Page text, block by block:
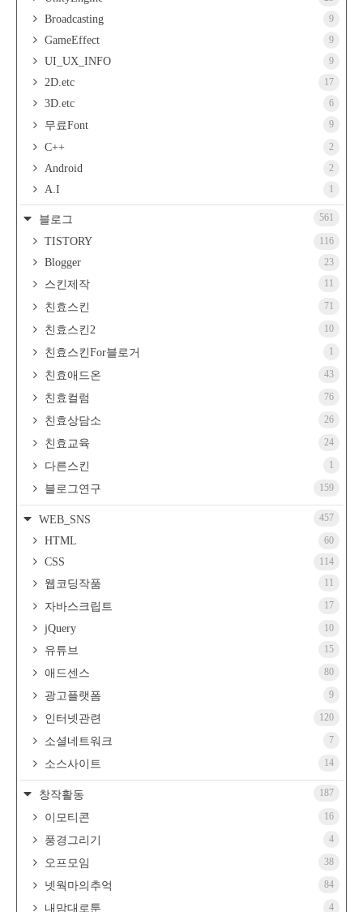
Broadcasting 9
GameEffect 9
UI_UX_INFO 9
2D.etc 17
3D.etc 6
무료Font 9
C++ 2
Android 2
A.I 1
블로그 561
TISTORY 116
Blogger 23
스킨제작 11
친효스킨 71
친효스킨2 10
친효스킨For블로거 1
친효애드온 43
친효컬럼 76
친효상담소 26
친효교육 24
다른스킨 1
블로그연구 159
WEB_SNS 457
HTML 60
CSS 114
웹코딩작품 11
자바스크립트 17
jQuery 10
유튜브 15
애드센스 80
광고플랫폼 9
인터넷관련 120
소셜네트워크 7
소스사이트 14
창작활동 187
이모티콘 16
풍경그리기 4
오프모임 38
넷웍마의추억 84
내맘대로툰 4